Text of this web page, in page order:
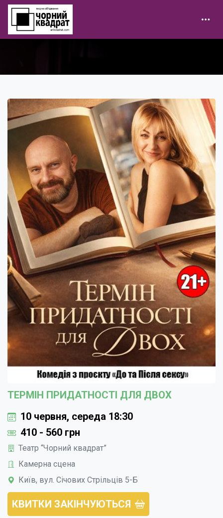
ТЕРМІН ПРИДАТНОСТІ ДЛЯ ДВОХ
10 червня, середа 18:30
410 - 560 грн
Театр “Чорний квадрат”
Камерна сцена
Київ, вул. Січових Стрільців 5-Б
КВИТКИ ЗАКІНЧУЮТЬСЯ